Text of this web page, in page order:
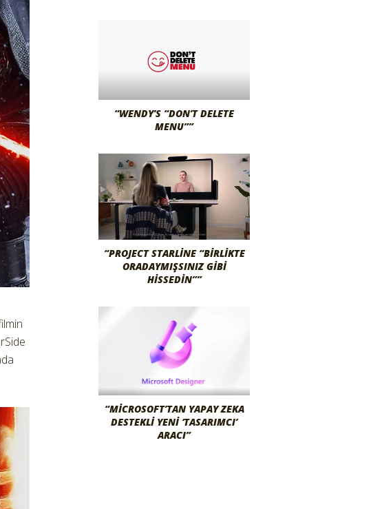
“WENDY’S “DON’T DELETE
MENU””
“PROJECT STARLINE “BIRLIKTE
ORADAYMIŞSINIZ GIBI
HISSEDIN””
“MICROSOFT’TAN YAPAY ZEKA
DESTEKLI YENI ‘TASARIMCI’
ARACI”